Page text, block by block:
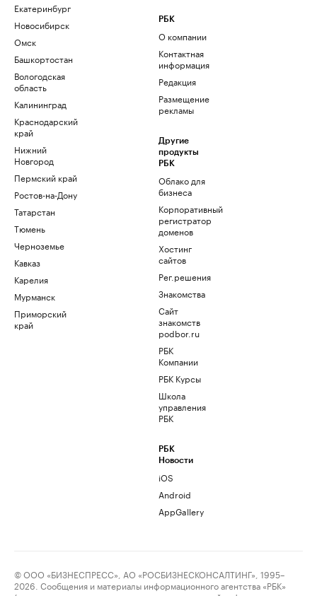
Екатеринбург
Новосибирск
Омск
Башкортостан
Вологодская
область
Калининград
Краснодарский
край
Нижний
Новгород
Пермский край
Ростов-на-Дону
Татарстан
Тюмень
Черноземье
Кавказ
Карелия
Мурманск
Приморский
край
РБК
О компании
Контактная
информация
Редакция
Размещение
рекламы
Другие
продукты
РБК
Облако для
бизнеса
Корпоративный
регистратор
доменов
Хостинг
сайтов
Рег.решения
Знакомства
Сайт
знакомств
podbor.ru
РБК
Компании
РБК Курсы
Школа
управления
РБК
РБК
Новости
iOS
Android
AppGallery
© ООО «БИЗНЕСПРЕСС», АО «РОСБИЗНЕСКОНСАЛТИНГ», 1995–
2026. Сообщения и материалы информационного агентства «РБК»